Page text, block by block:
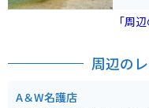
から外
ケリン
「周
周辺の
A＆W名護店